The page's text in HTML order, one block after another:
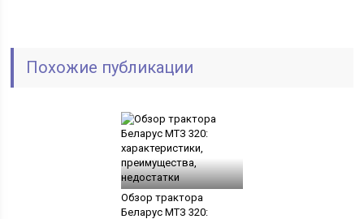
Похожие публикации
Обзор трактора
Беларус МТЗ 320: